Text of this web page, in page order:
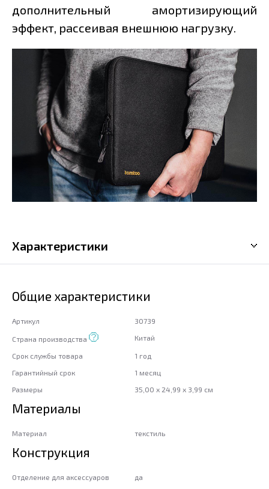
дополнительный амортизирующий
эффект, рассеивая внешнюю нагрузку.
Характеристики
Общие характеристики
Артикул 30739
Страна производства Китай
Срок службы товара
1 год
Гарантийный срок
1 месяц
Размеры
35,00 x 24,99 x 3,99 см
Материалы
Материал текстиль
Конструкция
Отделение для аксессуаров
да